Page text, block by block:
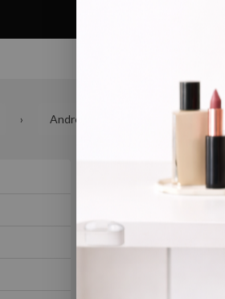
Andreia Professional
Acrílico